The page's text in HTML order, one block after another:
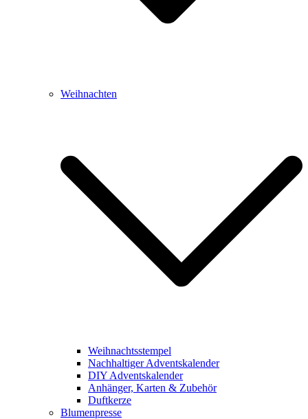
Weihnachten
Weihnachtsstempel
Nachhaltiger Adventskalender
DIY Adventskalender
Anhänger, Karten & Zubehör
Duftkerze
Blumenpresse